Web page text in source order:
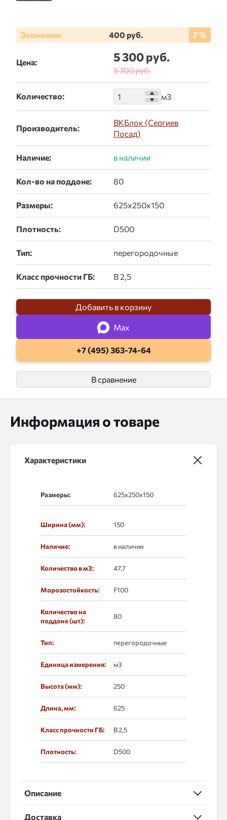
Экономия: 400 руб. 7 %
Цена: 5 300 руб.
5 700 руб.
Количество:
Производитель:
ВКБлок (Сергиев
Посад)
Наличие:
Кол-во на поддоне:
Размеры:
Плотность:
Тип:
Класс прочности ГБ:
Добавить в корзину
Max
+7 (495) 363-74-64
В сравнение
Информация о товаре
Характеристики
Размеры:
Ширина (мм): 150
Наличие: в наличии
Количество в м3: 47,7
Морозостойкость: F100
Количество на
поддоне (шт):
80
Тип: перегородочные
Единица измерения: м3
Высота (мм): 250
Длина, мм: 625
Класс прочности ГБ: B 2,5
Плотность: D500
Описание
Доставка